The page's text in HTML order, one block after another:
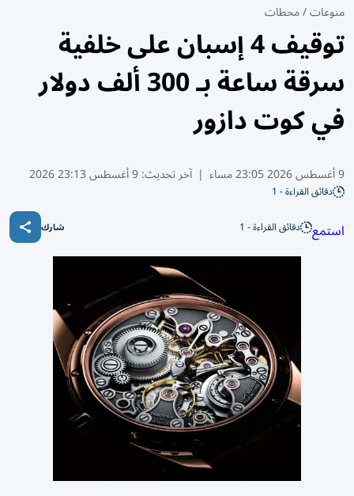
منوعات/محطات
توقيف 4 إسبان على خلفية
سرقة ساعة بـ 300 ألف دولار
في كوت دازور
9 أغسطس 2026 23:05 مساء | آخر تحديث:9 أغسطس 23:13 2026
دقائق القراءة - 1
استمع دقائق القراءة - 1 شارك